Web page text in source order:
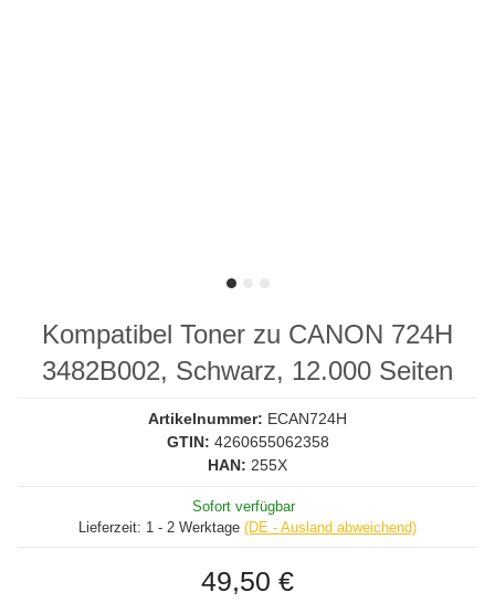
Kompatibel Toner zu CANON 724H
3482B002, Schwarz, 12.000 Seiten
Artikelnummer: ECAN724H
GTIN: 4260655062358
HAN: 255X
Sofort verfügbar
Lieferzeit: 1 - 2 Werktage (DE - Ausland abweichend)
49,50 €